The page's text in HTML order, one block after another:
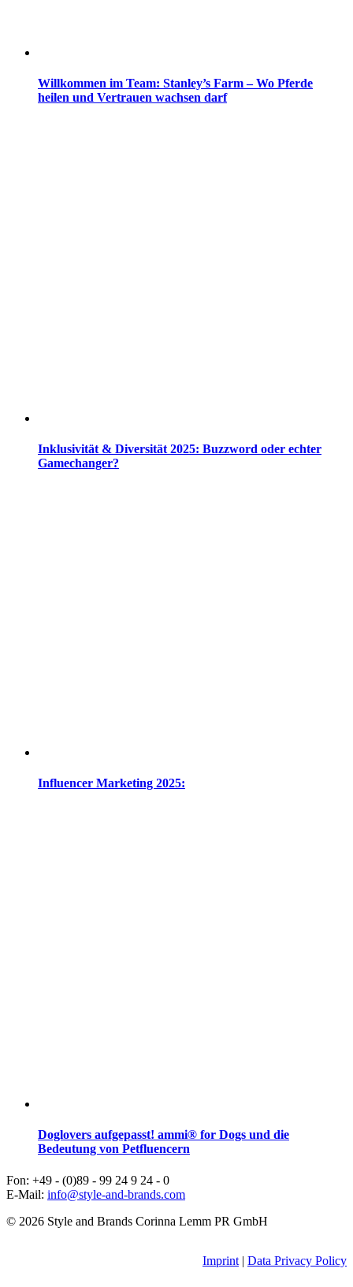
Willkommen im Team: Stanley’s Farm – Wo Pferde
heilen und Vertrauen wachsen darf
Inklusivität & Diversität 2025: Buzzword oder echter
Gamechanger?
Influencer Marketing 2025:
Doglovers aufgepasst! ammi® for Dogs und die
Bedeutung von Petfluencern
Fon: +49 - (0)89 - 99 24 9 24 - 0
E-Mail: info@style-and-brands.com
© 2026 Style and Brands Corinna Lemm PR GmbH
Imprint | Data Privacy Policy